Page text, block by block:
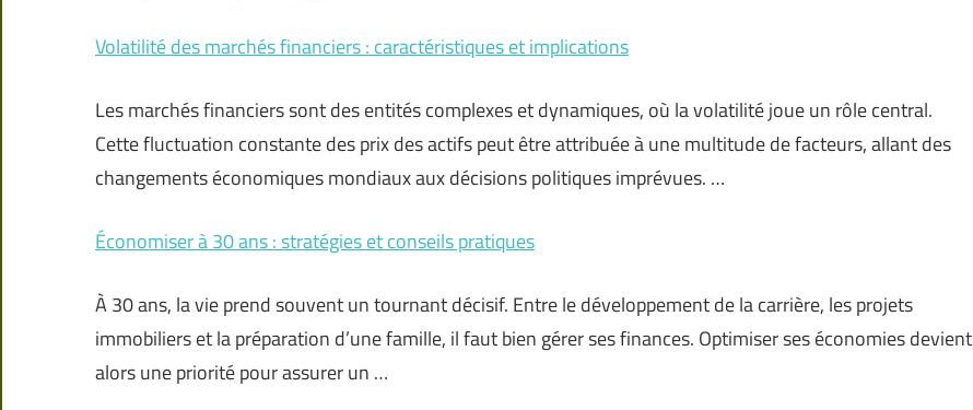
Volatilité des marchés financiers : caractéristiques et implications
Les marchés financiers sont des entités complexes et dynamiques, où la volatilité joue un rôle central.
Cette fluctuation constante des prix des actifs peut être attribuée à une multitude de facteurs, allant des
changements économiques mondiaux aux décisions politiques imprévues. …
Économiser à 30 ans : stratégies et conseils pratiques
À 30 ans, la vie prend souvent un tournant décisif. Entre le développement de la carrière, les projets
immobiliers et la préparation d’une famille, il faut bien gérer ses finances. Optimiser ses économies devient
alors une priorité pour assurer un …